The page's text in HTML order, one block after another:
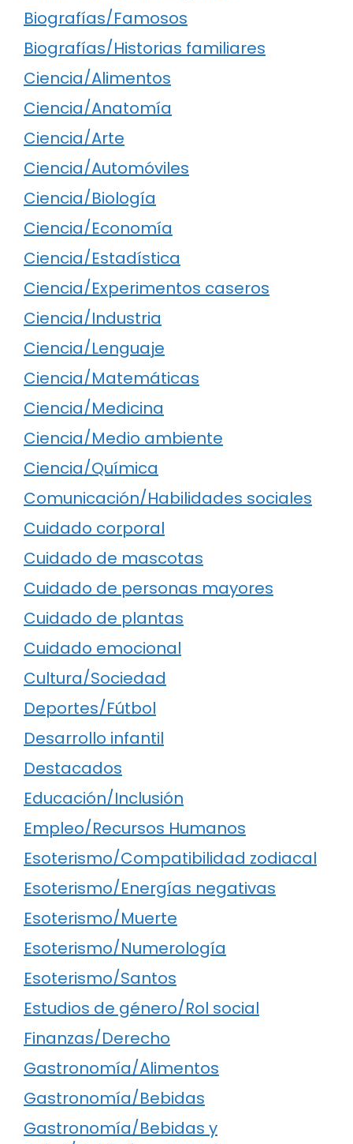
Biografías/Famosos
Biografías/Historias familiares
Ciencia/Alimentos
Ciencia/Anatomía
Ciencia/Arte
Ciencia/Automóviles
Ciencia/Biología
Ciencia/Economía
Ciencia/Estadística
Ciencia/Experimentos caseros
Ciencia/Industria
Ciencia/Lenguaje
Ciencia/Matemáticas
Ciencia/Medicina
Ciencia/Medio ambiente
Ciencia/Química
Comunicación/Habilidades sociales
Cuidado corporal
Cuidado de mascotas
Cuidado de personas mayores
Cuidado de plantas
Cuidado emocional
Cultura/Sociedad
Deportes/Fútbol
Desarrollo infantil
Destacados
Educación/Inclusión
Empleo/Recursos Humanos
Esoterismo/Compatibilidad zodiacal
Esoterismo/Energías negativas
Esoterismo/Muerte
Esoterismo/Numerología
Esoterismo/Santos
Estudios de género/Rol social
Finanzas/Derecho
Gastronomía/Alimentos
Gastronomía/Bebidas
Gastronomía/Bebidas y